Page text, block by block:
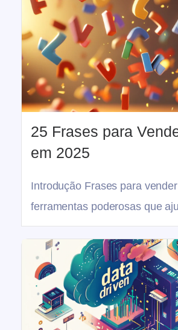
25 Frases para
em 2025
Introdução Frases para
ferramentas poderosas que